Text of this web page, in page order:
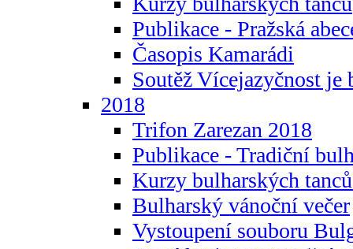
Publikace - Pražská
Časopis Kamarádi
Soutěž Vícejazyčnost je
2018
Trifon Zarezan 2018
Publikace - Tradiční
Kurzy bulharských
Bulharský vánoční večer
Vystoupení souboru